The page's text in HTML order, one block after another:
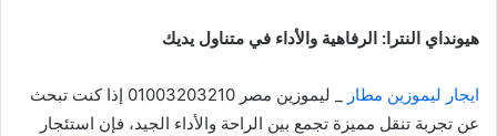
هيونداي النترا: الرفاهية والأداء في متناول يديك
ايجار ليموزين مطار
_ ليموزين مصر 01003203210 إذا كنت تبحث
عن تجربة تنقل مميزة تجمع بين الراحة والأداء الجيد، فإن استئجار